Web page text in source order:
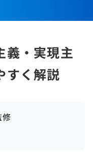
義・実現主
すく解説